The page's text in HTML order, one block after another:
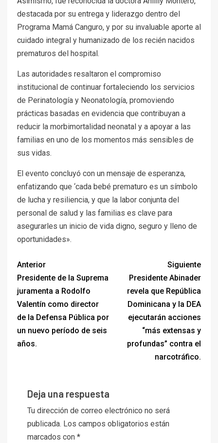
destacada por su entrega y liderazgo dentro del
Programa Mamá Canguro, y por su invaluable aporte al
cuidado integral y humanizado de los recién nacidos
prematuros del hospital.
Las autoridades resaltaron el compromiso
institucional de continuar fortaleciendo los servicios
de Perinatología y Neonatología, promoviendo
prácticas basadas en evidencia que contribuyan a
reducir la morbimortalidad neonatal y a apoyar a las
familias en uno de los momentos más sensibles de
sus vidas.
El evento concluyó con un mensaje de esperanza,
enfatizando que ‘cada bebé prematuro es un símbolo
de lucha y resiliencia, y que la labor conjunta del
personal de salud y las familias es clave para
asegurarles un inicio de vida digno, seguro y lleno de
oportunidades».
Anterior
Presidente de la Suprema
juramenta a Rodolfo
Valentín como director
de la Defensa Pública por
un nuevo período de seis
años.
Siguiente
Presidente Abinader
revela que República
Dominicana y la DEA
ejecutarán acciones
“más extensas y
profundas” contra el
narcotráfico.
Deja una respuesta
Tu dirección de correo electrónico no será
publicada. Los campos obligatorios están
marcados con *